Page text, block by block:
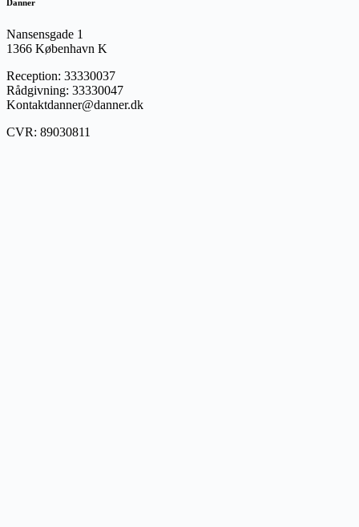
Danner
Nansensgade 1
1366 København K
Reception: 33330037
Rådgivning: 33330047
Kontaktdanner@danner.dk
CVR: 89030811